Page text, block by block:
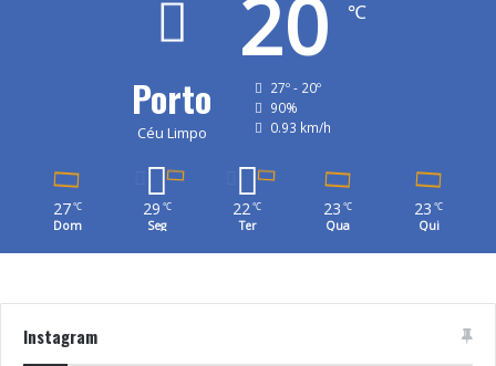
Porto
Céu Limpo
20 ℃
27º - 20º
90%
0.93 km/h
27 ℃
Dom
29 ℃
Seg
22℃
Ter
23 ℃
Qua
23 ℃
Qui
Instagram